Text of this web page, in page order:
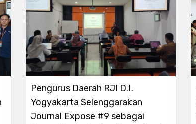
Pengurus Daerah RJI D.I.
Yogyakarta Selenggarakan
Journal Expose #9 sebagai